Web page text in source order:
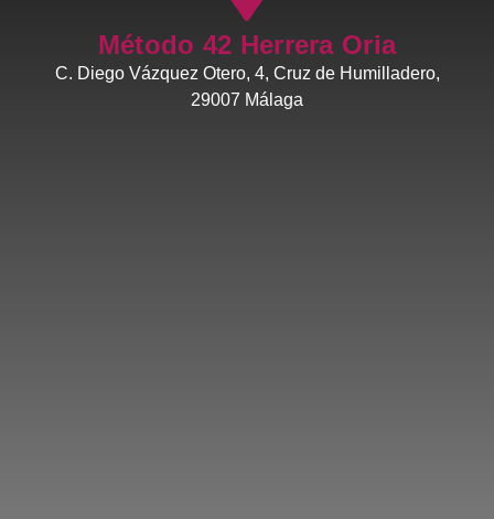
Método 42 Herrera Oria
C. Diego Vázquez Otero, 4, Cruz de Humilladero,
29007 Málaga